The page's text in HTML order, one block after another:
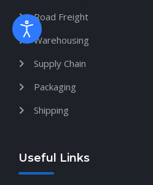
Road Freight
Warehousing
Supply Chain
Packaging
Shipping
Useful Links